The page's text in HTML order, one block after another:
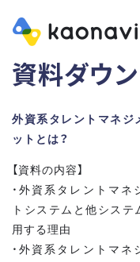
資料ダウ
外資系タレントマネジ
ットとは？
【資料の内容】
・外資系タレントマネ
トシステムと他システ
用する理由
・外資系タレントマネ